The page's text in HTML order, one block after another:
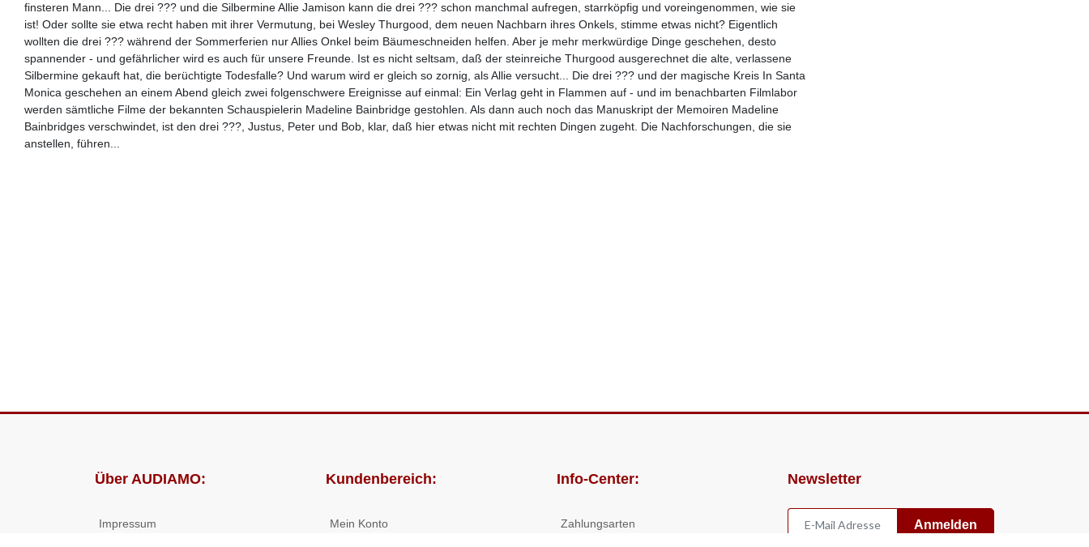
finsteren Mann... Die drei ??? und die Silbermine Allie Jamison kann die drei ??? schon manchmal aufregen, starrköpfig und voreingenommen, wie sie
ist! Oder sollte sie etwa recht haben mit ihrer Vermutung, bei Wesley Thurgood, dem neuen Nachbarn ihres Onkels, stimme etwas nicht? Eigentlich
wollten die drei ??? während der Sommerferien nur Allies Onkel beim Bäumeschneiden helfen. Aber je mehr merkwürdige Dinge geschehen, desto
spannender - und gefährlicher wird es auch für unsere Freunde. Ist es nicht seltsam, daß der steinreiche Thurgood ausgerechnet die alte, verlassene
Silbermine gekauft hat, die berüchtigte Todesfalle? Und warum wird er gleich so zornig, als Allie versucht... Die drei ??? und der magische Kreis In Santa
Monica geschehen an einem Abend gleich zwei folgenschwere Ereignisse auf einmal: Ein Verlag geht in Flammen auf - und im benachbarten Filmlabor
werden sämtliche Filme der bekannten Schauspielerin Madeline Bainbridge gestohlen. Als dann auch noch das Manuskript der Memoiren Madeline
Bainbridges verschwindet, ist den drei ???, Justus, Peter und Bob, klar, daß hier etwas nicht mit rechten Dingen zugeht. Die Nachforschungen, die sie
anstellen, führen...
Über AUDIAMO:
Impressum
Kundenbereich:
Mein Konto
Info-Center:
Zahlungsarten
Newsletter
Anmelden